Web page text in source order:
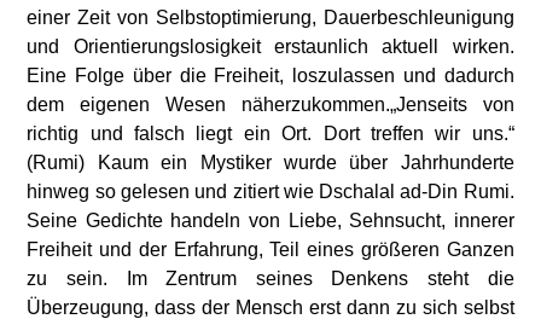
einer Zeit von Selbstoptimierung, Dauerbeschleunigung
und Orientierungslosigkeit erstaunlich aktuell wirken.
Eine Folge über die Freiheit, loszulassen und dadurch
dem eigenen Wesen näherzukommen.„Jenseits von
richtig und falsch liegt ein Ort. Dort treffen wir uns.“
(Rumi) Kaum ein Mystiker wurde über Jahrhunderte
hinweg so gelesen und zitiert wie Dschalal ad-Din Rumi.
Seine Gedichte handeln von Liebe, Sehnsucht, innerer
Freiheit und der Erfahrung, Teil eines größeren Ganzen
zu sein. Im Zentrum seines Denkens steht die
Überzeugung, dass der Mensch erst dann zu sich selbst